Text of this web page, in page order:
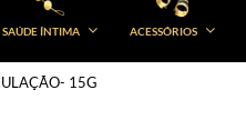
SAÚDE ÍNTIMA ACESSÓRIOS
15G